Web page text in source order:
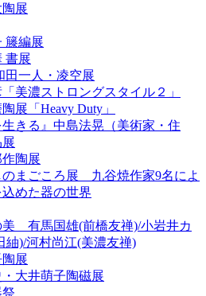
展
籐編展
書展
田一人・凌空展
美濃ストロングスタイル２」
展「Heavy Duty」
生きる』中島法晃（美術家・住
陶展
のまごころ展 九谷焼作家9名によ
めた器の世界
美 有馬国雄(前橋友禅)/小岩井カ
紬)/河村尚江(美濃友禅)
展
大井萌子陶磁展